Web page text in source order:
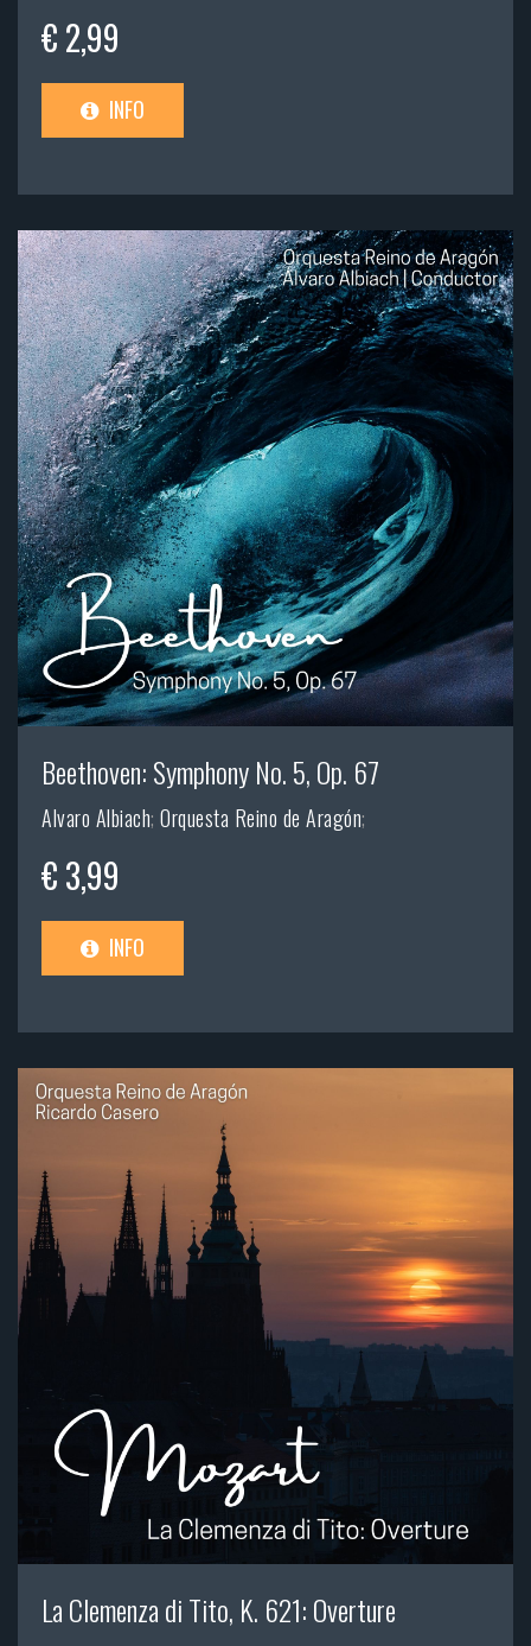
€ 2,99
INFO
Beethoven: Symphony No. 5, Op. 67
Alvaro Albiach; Orquesta Reino de Aragón;
€ 3,99
INFO
La Clemenza di Tito, K. 621: Overture